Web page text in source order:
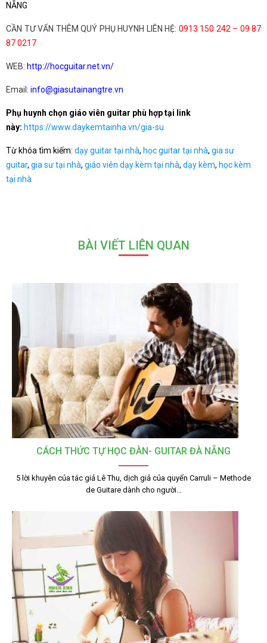
NẴNG
CẦN TƯ VẤN THÊM QUÝ PHỤ HUYNH LIÊN HỆ: 0913 150 242 – 09 87
87 0217
WEB: http://hocguitar.net.vn/
Email: info@giasutainangtre.vn
Phụ huynh chọn giáo viên guitar phù hợp tại link
này: https://www.daykemtainha.vn/gia-su
Từ khóa tìm kiếm: dạy guitar tại nhà, học guitar tại nhà, gia sư
guitar, gia sư tại nhà, giáo viên dạy kèm tại nhà, dạy kèm, học kèm
tại nhà
BÀI VIẾT LIÊN QUAN
CÁCH THỨC TỰ HỌC ĐÀN- GUITAR ĐÀ NẴNG
5 lời khuyên của tác giả Lê Thu, dịch giả của quyển Carruli – Methode
de Guitare dành cho người…